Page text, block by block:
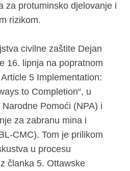
za protuminsko djelovanje i
rizikom.
civilne zaštite Dejan
16. lipnja na popratnom
5 Implementation:
to Completion“, u
Pomoći (NPA) i
za zabranu mina i
CMC). Tom je prilikom
u procesu
članka 5. Ottawske